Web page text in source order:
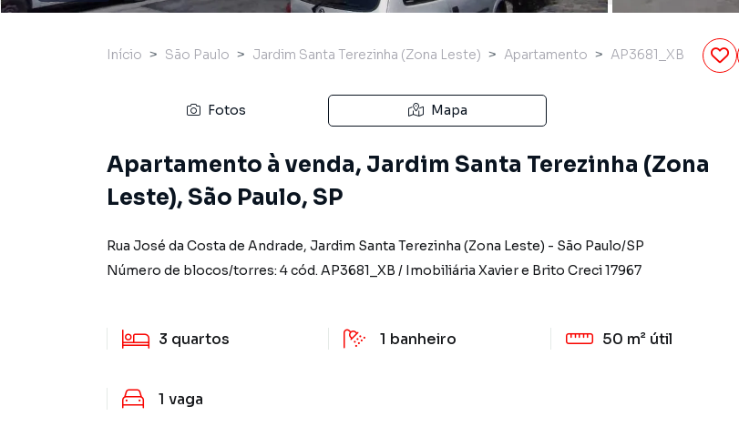
Início São Paulo Jardim Santa Terezinha (Zona Leste) Apartamento AP3681_XB
Fotos Mapa
Apartamento à venda, Jardim Santa Terezinha (Zona
Leste), São Paulo, SP
Rua José da Costa de Andrade, Jardim Santa Terezinha (Zona Leste) - São Paulo/SP
Número de blocos/torres: 4cód. AP3681_XB / Imobiliária Xavier e Brito Creci17967
3 quartos 1 banheiro 50 m² útil
1 vaga